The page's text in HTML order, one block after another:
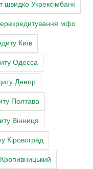
швидко Укрексімбанк
мфо
Київ
Одесса
Днепр
Полтава
Вінниця
Кіровоград